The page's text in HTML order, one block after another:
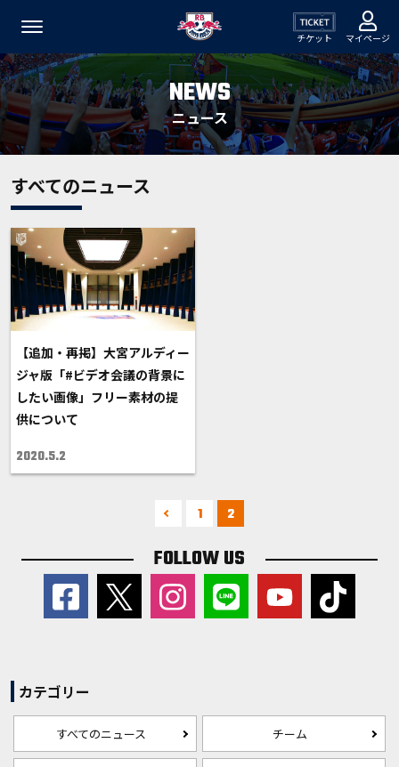
チケット マイページ
NEWS
ニュース
すべてのニュース
【追加・再掲】大宮アルディー
ジャ版「#ビデオ会議の背景に
したい画像」フリー素材の提
供について
2020.5.2
1 2
FOLLOW US
カテゴリー
すべてのニュース チーム